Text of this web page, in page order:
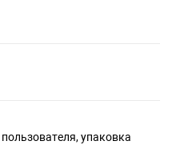
упаковка